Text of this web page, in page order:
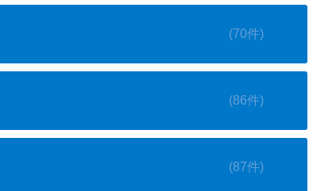
(70件)
(86件)
(87件)